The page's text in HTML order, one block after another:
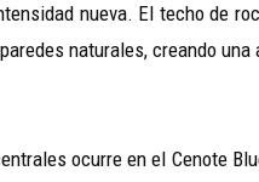
nueva. El techo de
naturales, creando
ocurre en el Cenote